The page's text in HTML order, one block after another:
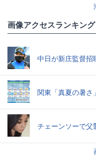
画像アクセスランキング
中日が新庄監督招
関東「真夏の暑さ
チェーンソーで父